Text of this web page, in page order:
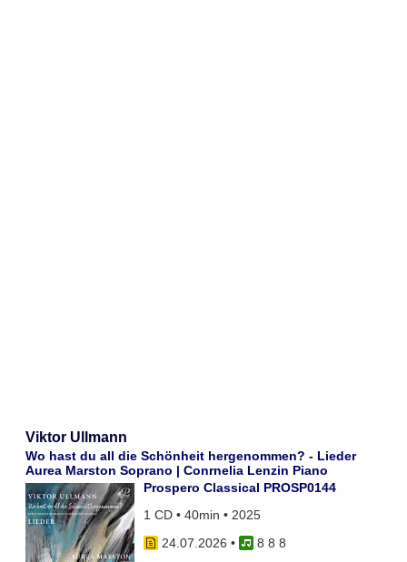
Viktor Ullmann
Wo hast du all die Schönheit hergenommen? - Lieder
Aurea Marston Soprano | Conrnelia Lenzin Piano
Prospero Classical PROSP0144
1 CD • 40min • 2025
24.07.2026 •
8 8 8